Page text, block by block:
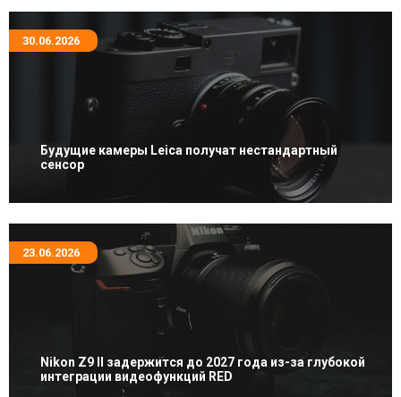
30.06.2026
Будущие камеры Leica получат нестандартный
сенсор
23.06.2026
Nikon Z9 II задержится до 2027 года из-за глубокой
интеграции видеофункций RED